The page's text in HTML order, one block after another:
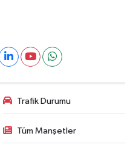
Trafik Durumu
Tüm Manşetler